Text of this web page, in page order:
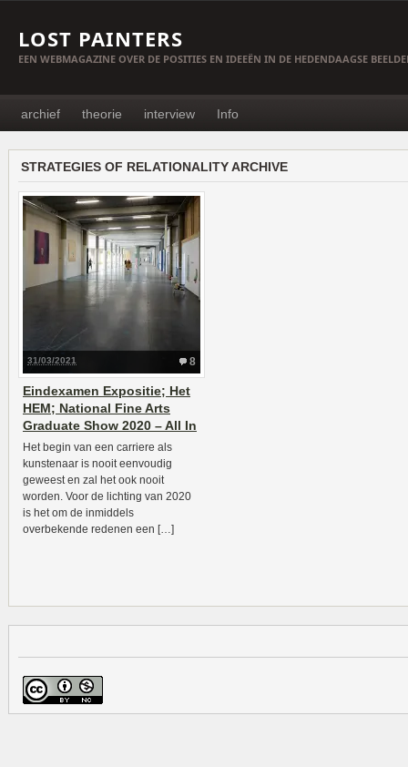
LOST PAINTERS
EEN WEBMAGAZINE OVER DE POSITIES EN IDEEËN IN DE HEDENDAAGSE
archief theorie interview Info
STRATEGIES OF RELATIONALITY ARCHIVE
8
31/03/2021
Eindexamen Expositie; Het
HEM; National Fine Arts
Graduate Show 2020 – All In
Het begin van een carriere als
kunstenaar is nooit eenvoudig
geweest en zal het ook nooit
worden. Voor de lichting van 2020
is het om de inmiddels
overbekende redenen een […]